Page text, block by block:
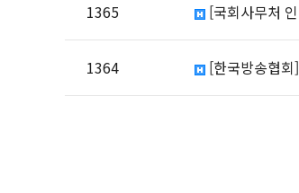
1365 [국회사무처
1364 [한국방송협